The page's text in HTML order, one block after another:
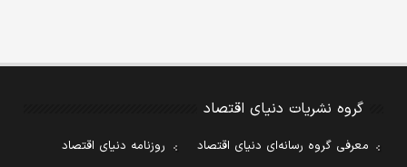
گروه نشریات دنیای اقتصاد
معرفی گروه رسانه‌ای دنیای اقتصاد
روزنامه دنیای اقتصاد